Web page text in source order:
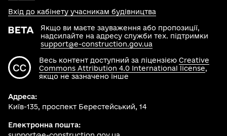
Якщо ви маєте зауваження або пропозиції,
надсилайте на адресу служби тех. підтримки
support@e-construction.gov.ua
Весь контент доступний за ліцензією Creative
Commons Attribution 4.0 International license,
якщо не зазначено інше
Вхід до кабінету учасникам будівництва
Адреса:
Київ-135, проспект Берестейський, 14
Електронна пошта: